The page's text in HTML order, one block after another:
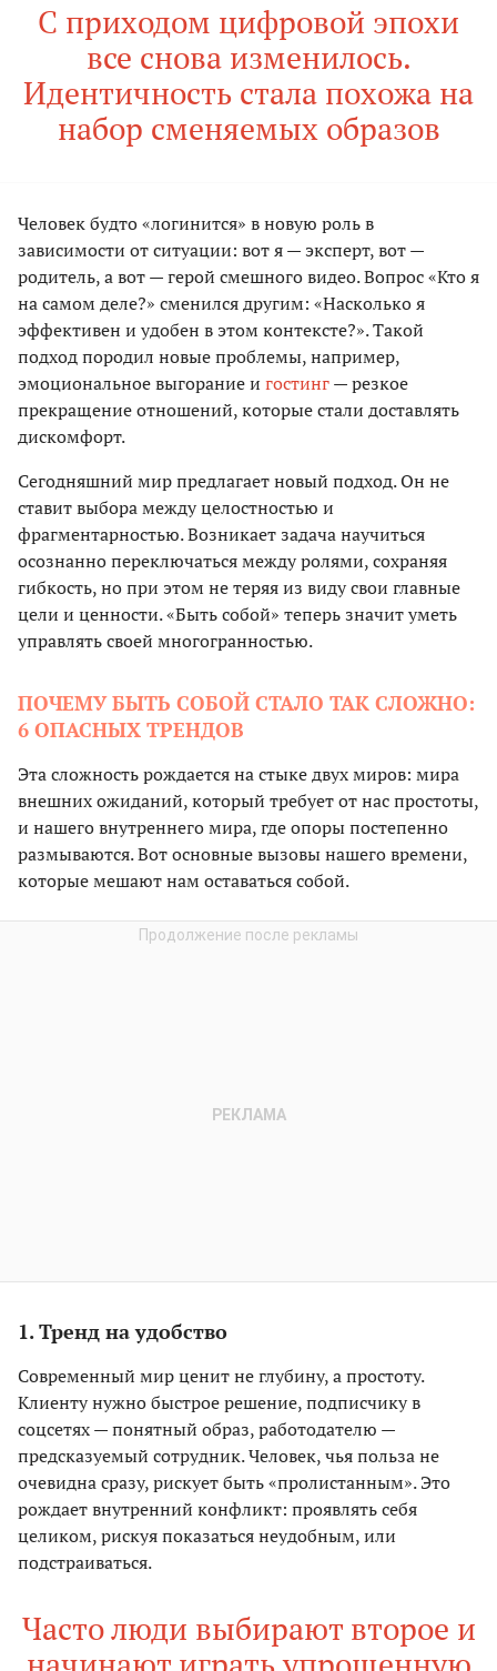
С приходом цифровой эпохи
все снова изменилось.
Идентичность стала похожа на
набор сменяемых образов
Человек будто «логинится» в новую роль в
зависимости от ситуации: вот я — эксперт, вот —
родитель, а вот — герой смешного видео. Вопрос «Кто я
на самом деле?» сменился другим: «Насколько я
эффективен и удобен в этом контексте?». Такой
подход породил новые проблемы, например,
эмоциональное выгорание и гостинг— резкое
прекращение отношений, которые стали доставлять
дискомфорт.
Сегодняшний мир предлагает новый подход. Он не
ставит выбора между целостностью и
фрагментарностью. Возникает задача научиться
осознанно переключаться между ролями, сохраняя
гибкость, но при этом не теряя из виду свои главные
цели и ценности. «Быть собой» теперь значит уметь
управлять своей многогранностью.
ПОЧЕМУ БЫТЬ СОБОЙ СТАЛО ТАК СЛОЖНО:
6 ОПАСНЫХ ТРЕНДОВ
Эта сложность рождается на стыке двух миров: мира
внешних ожиданий, который требует от нас простоты,
и нашего внутреннего мира, где опоры постепенно
размываются. Вот основные вызовы нашего времени,
которые мешают нам оставаться собой.
1. Тренд на удобство
Современный мир ценит не глубину, а простоту.
Клиенту нужно быстрое решение, подписчику в
соцсетях — понятный образ, работодателю —
предсказуемый сотрудник. Человек, чья польза не
очевидна сразу, рискует быть «пролистанным». Это
рождает внутренний конфликт: проявлять себя
целиком, рискуя показаться неудобным, или
подстраиваться.
Часто люди выбирают второе и